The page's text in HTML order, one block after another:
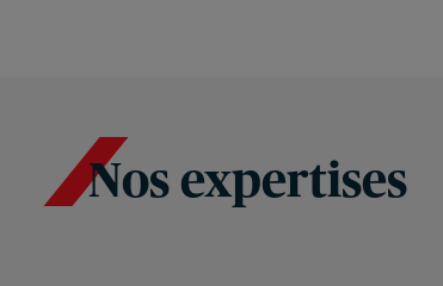
Nos expertises